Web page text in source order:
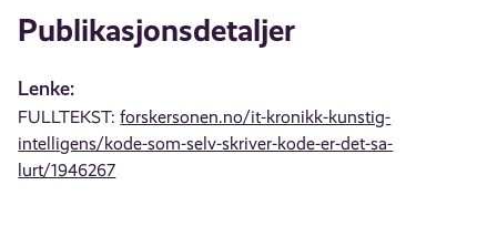
Publikasjonsdetaljer
Lenke:
FULLTEKST:forskersonen.no/it-kronikk-kunstig-
intelligens/kode-som-selv-skriver-kode-er-det-sa-
lurt/1946267